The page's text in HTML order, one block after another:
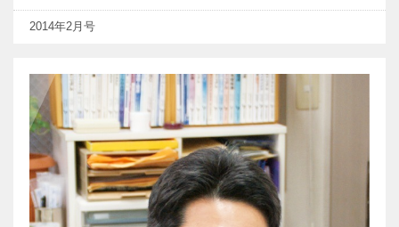
2014年2月号